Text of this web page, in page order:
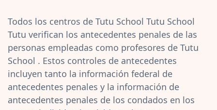
Todos los centros de Tutu School Tutu School
Tutu verifican los antecedentes penales de las
personas empleadas como profesores de Tutu
School . Estos controles de antecedentes
incluyen tanto la información federal de
antecedentes penales y la información de
antecedentes penales de los condados en los